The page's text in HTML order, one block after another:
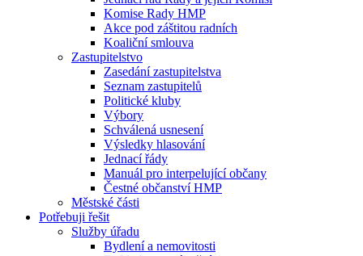
Komise Rady HMP
Akce pod záštitou radních
Koaliční smlouva
Zastupitelstvo
Zasedání zastupitelstva
Seznam zastupitelů
Politické kluby
Výbory
Schválená usnesení
Výsledky hlasování
Jednací řády
Manuál pro interpelující občany
Čestné občanství HMP
Městské části
Potřebuji řešit
Služby úřadu
Bydlení a nemovitosti